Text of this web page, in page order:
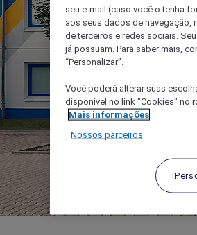
seu e-mail (caso você o tenha
aos seus dados de navegação,
de terceiros e redes sociais.
já possuam. Para saber mais,
“Personalizar”.
Você poderá alterar suas
disponível no link "Cookies" no
Mais informações
Nossos parceiros